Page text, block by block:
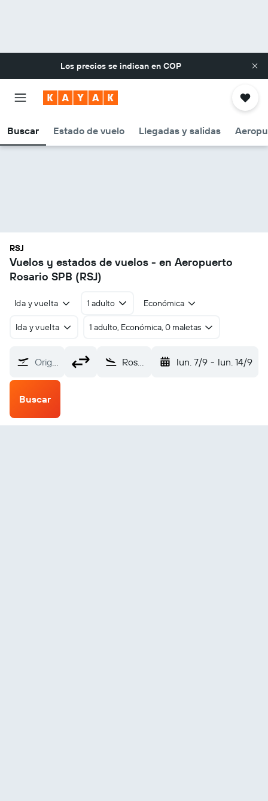
Los precios se indican en COP
Buscar Estado de vuelo Llegadas y salidas
RSJ
Vuelos y estados de vuelos - en Aeropuerto
Rosario SPB (RSJ)
Ida y vuelta 1 adulto Económica
Ida y vuelta 1 adulto, Económica, 0 maletas
Origen Rosario SPB (RSJ) lun. 7/9 - lun. 14/9
Buscar